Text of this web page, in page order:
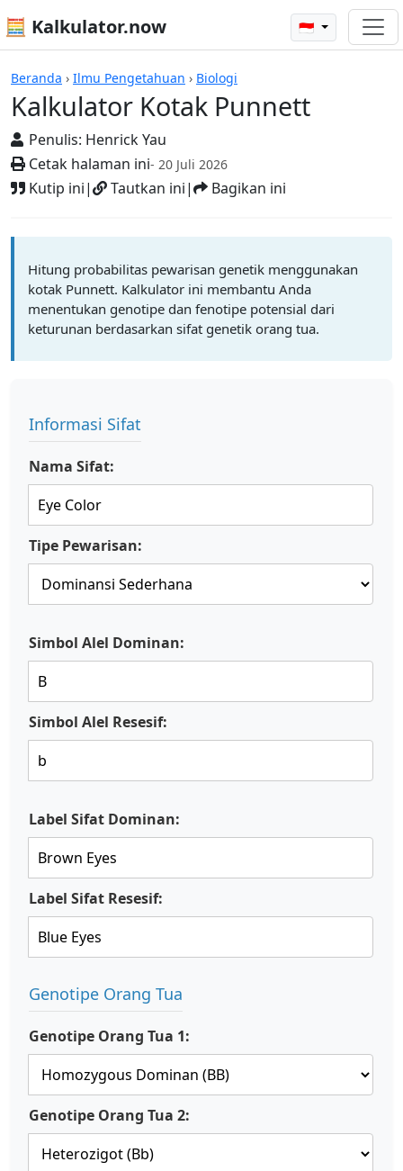
🧮 Kalkulator.now 🇮🇩
Beranda › Ilmu Pengetahuan › Biologi
Kalkulator Kotak Punnett
Penulis: Henrick Yau
Cetak halaman ini- 20 Juli 2026
Kutip ini| Tautkan ini| Bagikan ini
Kalkulator-kalkulator
Hitung probabilitas pewarisan genetik menggunakan
kotak Punnett. Kalkulator ini membantu Anda
menentukan genotipe dan fenotipe potensial dari
keturunan berdasarkan sifat genetik orang tua.
Informasi Sifat
Nama Sifat:
Tipe Pewarisan:
Simbol Alel Dominan:
Simbol Alel Resesif:
Label Sifat Dominan:
Label Sifat Resesif:
Genotipe Orang Tua
Genotipe Orang Tua 1:
Genotipe Orang Tua 2: